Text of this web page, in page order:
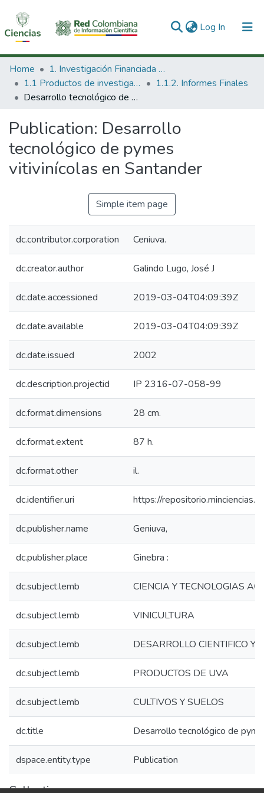
Log In (current)
Communities & Collections
All of DSpace
Home
1. Investigación Financiada con Recursos Públicos
1.1 Productos de investigación
1.1.2. Informes Finales
Desarrollo tecnológico de pymes vitivinícolas en Santander
Publication: Desarrollo
tecnológico de pymes
vitivinícolas en Santander
Simple item page
dc.contributor.corporation Ceniuva.
dc.creator.author Galindo Lugo, José J
dc.date.accessioned 2019-03-04T04:09:39Z
dc.date.available 2019-03-04T04:09:39Z
dc.date.issued 2002
dc.description.projectid IP 2316-07-058-99
dc.format.dimensions 28 cm.
dc.format.extent 87 h.
dc.format.other il.
dc.identifier.uri https://
dc.publisher.name Geniuva,
dc.publisher.place Ginebra :
dc.subject.lemb CIENCIA Y TECNOLOGIAS
dc.subject.lemb VINICULTURA
dc.subject.lemb DESARROLLO CIENTIFICO Y
dc.subject.lemb PRODUCTOS DE UVA
dc.subject.lemb CULTIVOS Y SUELOS
dc.title Desarrollo tecnológico de
dspace.entity.type Publication